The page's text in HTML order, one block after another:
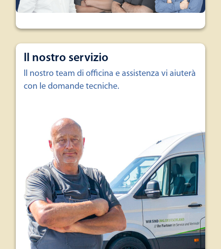
Il nostro servizio
Il nostro team di officina e assistenza vi aiuterà
con le domande tecniche.